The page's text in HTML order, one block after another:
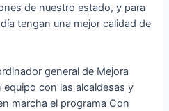
de nuestro estado, y para
tengan una mejor calidad de
general de Mejora
con las alcaldesas y
marcha el programa Con